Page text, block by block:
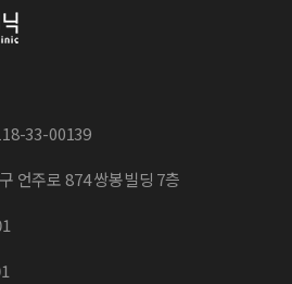
33-00139
언주로 874 쌍봉빌딩 7층